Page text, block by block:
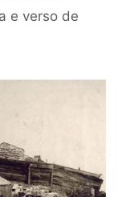
e verso de